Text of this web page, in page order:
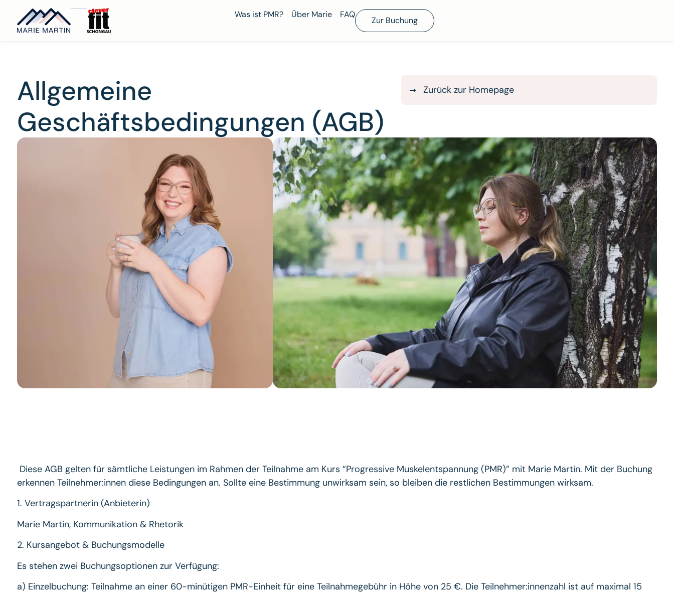
Was ist PMR? Über Marie FAQ
Zur Buchung
Allgemeine
Geschäftsbedingungen (AGB)
Zurück zur Homepage
Diese AGB gelten für sämtliche Leistungen im Rahmen der Teilnahme am Kurs “Progressive Muskelentspannung (PMR)” mit Marie Martin. Mit der Buchung
erkennen Teilnehmer:innen diese Bedingungen an. Sollte eine Bestimmung unwirksam sein, so bleiben die restlichen Bestimmungen wirksam.
1. Vertragspartnerin (Anbieterin)
Marie Martin, Kommunikation & Rhetorik
2. Kursangebot & Buchungsmodelle
Es stehen zwei Buchungsoptionen zur Verfügung:
a) Einzelbuchung: Teilnahme an einer 60-minütigen PMR-Einheit für eine Teilnahmegebühr in Höhe von 25 €. Die Teilnehmer:innenzahl ist auf maximal 15